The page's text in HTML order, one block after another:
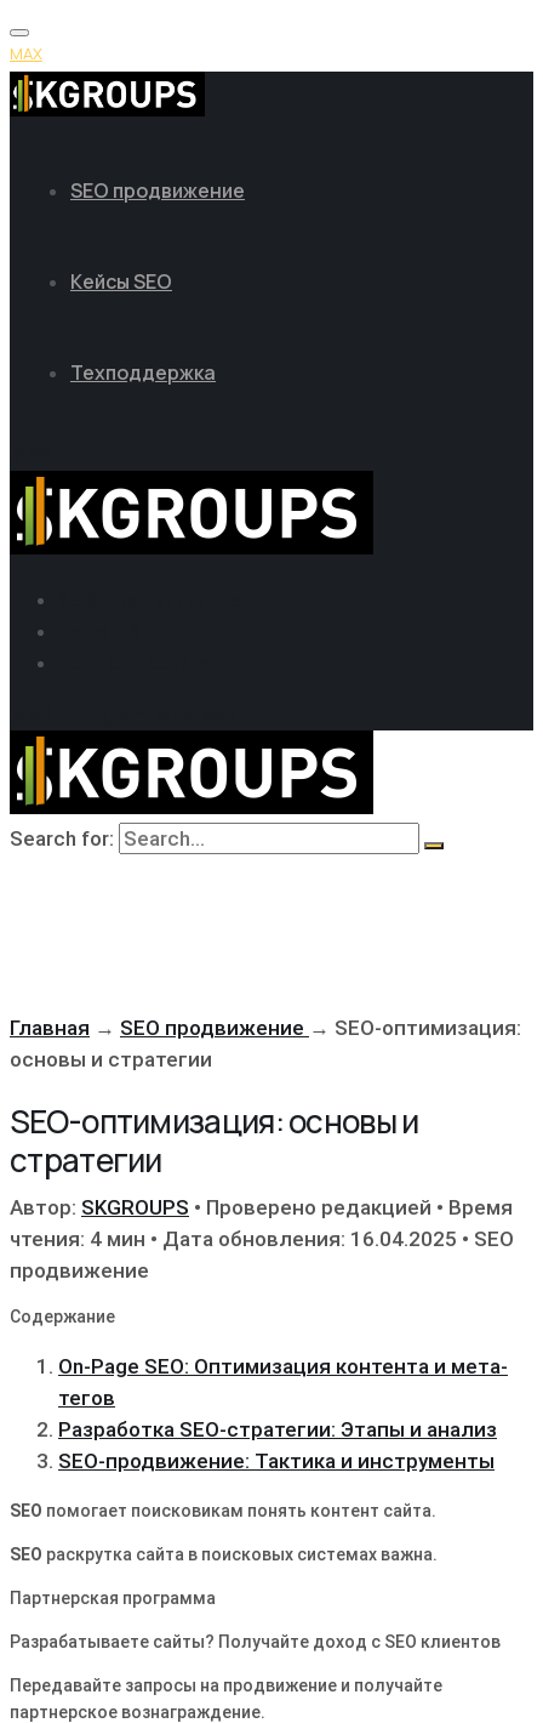
MAX
SEO продвижение
Кейсы SEO
Техподдержка
Search for:
Главная → SEO продвижение → SEO-оптимизация:
основы и стратегии
SEO-оптимизация: основы и
стратегии
Автор: SKGROUPS • Проверено редакцией • Время
чтения: 4 мин • Дата обновления: 16.04.2025 • SEO
продвижение
Содержание
On-Page SEO: Оптимизация контента и мета-
тегов
Разработка SEO-стратегии: Этапы и анализ
SEO-продвижение: Тактика и инструменты
SEO помогает поисковикам понять контент сайта.
SEO раскрутка сайта в поисковых системах важна.
Партнерская программа
Разрабатываете сайты? Получайте доход с SEO клиентов
Передавайте запросы на продвижение и получайте
партнерское вознаграждение.